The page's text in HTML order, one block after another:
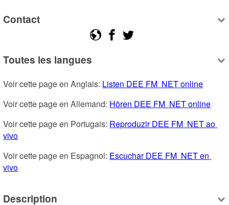
Contact
Toutes les langues
Voir cette page en Anglais: Listen DEE FM  NET online
Voir cette page en Allemand: Hören DEE FM  NET online
Voir cette page en Portugais: Reproduzir DEE FM  NET ao
vivo
Voir cette page en Espagnol: Escuchar DEE FM  NET en
vivo
Description